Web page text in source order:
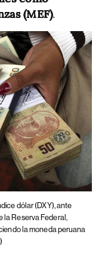
(MEF).
dólar (DXY), ante
la Reserva Federal,
la moneda peruana